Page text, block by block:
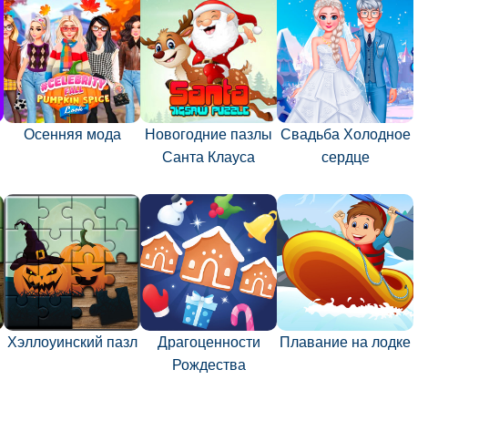
Осенняя мода
Новогодние пазлы
Санта Клауса
Свадьба Холодное
сердце
Хэллоуинский пазл
Драгоценности
Рождества
Плавание на лодке